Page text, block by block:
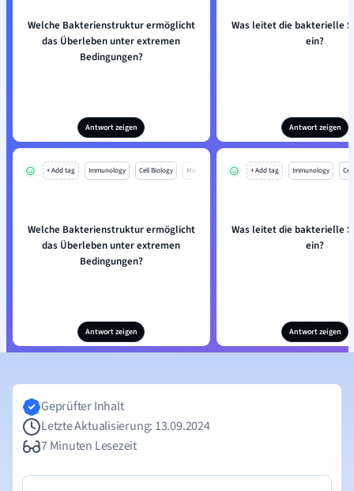
Welche Bakterienstruktur ermöglicht
das Überleben unter extremen
Bedingungen?
Antwort zeigen
Was leitet die bakterielle
ein?
Antwort zeigen
+ Add tag Immunology Cell Biology Mo
Welche Bakterienstruktur ermöglicht
das Überleben unter extremen
Bedingungen?
Antwort zeigen
+ Add tag Immunology
Was leitet die bakterielle
ein?
Antwort zeigen
Geprüfter Inhalt
Letzte Aktualisierung: 13.09.2024
7 Minuten Lesezeit